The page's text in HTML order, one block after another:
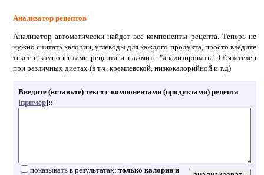
Анализатор рецептов
Анализатор автоматически найдет все компоненты рецепта. Теперь не
нужно считать калории, углеводы для каждого продукта, просто введите
текст с компонентами рецепта и нажмите "анализировать". Обязателен
при различных диетах (в т.ч. кремлевской, низкокалорийной и т.д)
Введите (вставьте) текст с компонентами (продуктами) рецепта
[пример]::
показывать в результатах: только калории и